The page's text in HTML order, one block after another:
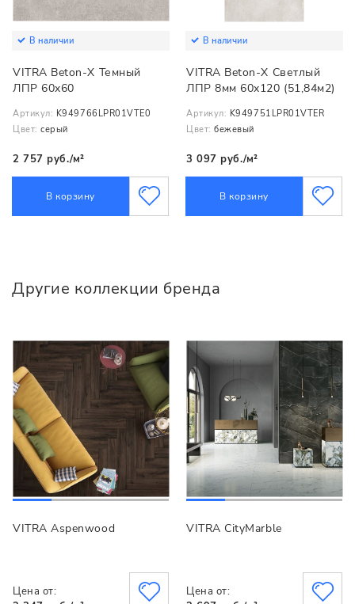
В наличии
VITRA Beton-X Темный
ЛПР 60x60
Артикул: K949766LPR01VTE0
Цвет: серый
2 757 руб./м²
В корзину
В наличии
VITRA Beton-X Cветлый
ЛПР 8мм 60x120 (51,84м2)
Артикул: K949751LPR01VTER
Цвет: бежевый
3 097 руб./м²
В корзину
Другие коллекции бренда
VITRA Aspenwood
Цена от:
VITRA CityMarble
Цена от: